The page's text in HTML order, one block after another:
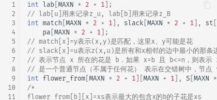
1
2
3
4
5
6
7
8
9
10
11
int lab MAXN * 2 + 1 ];
// lab[u]用来记录z_u, lab[b]用来记录z_B
int match MAXN * 2 + 1 ], slack MAXN * 2 + 1 ], st
pa MAXN * 2 + 1 ];
// match[x]=y表示(x,y)是匹配，这里x、y可能是花
// slack[x]=u表示z(x,u)是所有和x相邻的边中最小的那条
// 表示节点 x 所在的花是 b．如果 x=b 且 b<=n，则表示
// 是一个普通节点（不属于任何花） 表示在交错树中，节
int flower_from MAXN * 2 + 1 MAXN + 1 ], S MAXN *
/*
flower_from[b][x]=xs表示最大的包含x的b的子花是xs